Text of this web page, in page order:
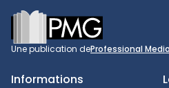
Footer
Une publication deProfessional
Informations